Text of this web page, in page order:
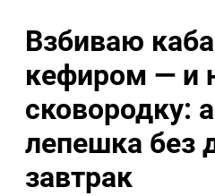
Взбиваю
кефиром — и
сковородку:
лепешка без
завтрак